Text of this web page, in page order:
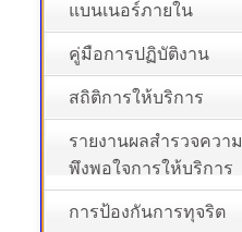
แบนเนอร์ภายใน
คู่มือการปฏิบัติงาน
สถิติการให้บริการ
รายงานผลสำรวจความ
พึงพอใจการให้บริการ
การป้องกันการทุจริต